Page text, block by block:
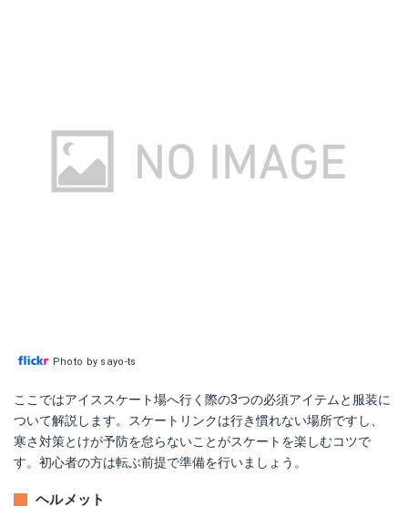
Photo by sayo-ts
ここではアイススケート場へ行く際の3つの必須アイテムと服装に
ついて解説します。スケートリンクは行き慣れない場所ですし、
寒さ対策とけが予防を怠らないことがスケートを楽しむコツで
す。初心者の方は転ぶ前提で準備を行いましょう。
ヘルメット